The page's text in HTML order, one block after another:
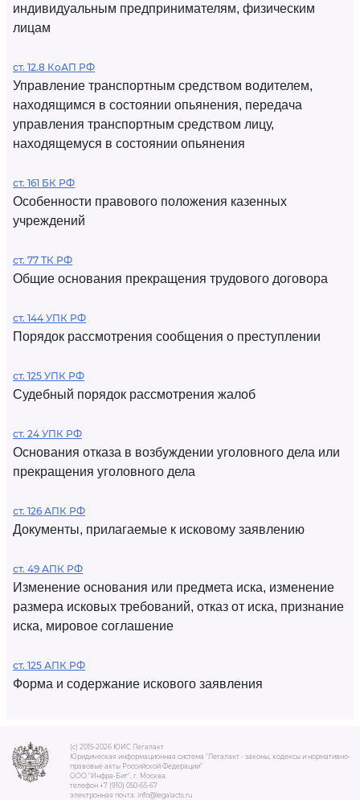
индивидуальным предпринимателям, физическим
лицам
ст. 12.8 КоАП РФ
Управление транспортным средством водителем,
находящимся в состоянии опьянения, передача
управления транспортным средством лицу,
находящемуся в состоянии опьянения
ст. 161 БК РФ
Особенности правового положения казенных
учреждений
ст. 77 ТК РФ
Общие основания прекращения трудового договора
ст. 144 УПК РФ
Порядок рассмотрения сообщения о преступлении
ст. 125 УПК РФ
Судебный порядок рассмотрения жалоб
ст. 24 УПК РФ
Основания отказа в возбуждении уголовного дела или
прекращения уголовного дела
ст. 126 АПК РФ
Документы, прилагаемые к исковому заявлению
ст. 49 АПК РФ
Изменение основания или предмета иска, изменение
размера исковых требований, отказ от иска, признание
иска, мировое соглашение
ст. 125 АПК РФ
Форма и содержание искового заявления
(c) 2015-2026 ЮИС Легалакт
Юридическая информационная система "Легалакт - законы, кодексы и нормативно-
правовые акты Российской Федерации"
ООО "Инфра-Бит", г. Москва.
телефон +7 (910) 050-65-67
электронная почта: info@legalacts.ru